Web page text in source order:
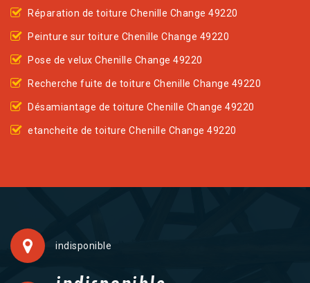
Réparation de toiture Chenille Change 49220
Peinture sur toiture Chenille Change 49220
Pose de velux Chenille Change 49220
Recherche fuite de toiture Chenille Change 49220
Désamiantage de toiture Chenille Change 49220
etancheite de toiture Chenille Change 49220
indisponible